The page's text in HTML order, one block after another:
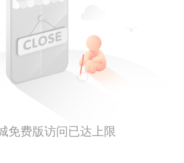
免费版访问已达上限